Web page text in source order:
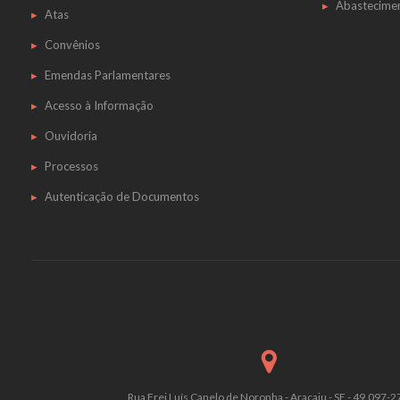
Atas
Convênios
Emendas Parlamentares
Acesso à Informação
Ouvidoria
Processos
Autenticação de Documentos
Rua Frei Luís Canelo de Noronha - Aracaju - SE - 49.097-